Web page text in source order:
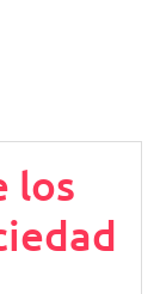
los